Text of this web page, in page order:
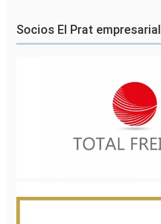
Socios El Prat empresarial